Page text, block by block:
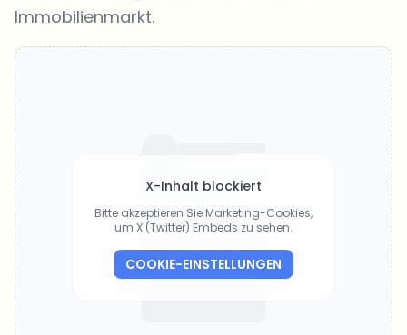
Immobilienmarkt.
X-Inhalt blockiert
Bitte akzeptieren Sie Marketing-Cookies,
um X (Twitter) Embeds zu sehen.
COOKIE-EINSTELLUNGEN